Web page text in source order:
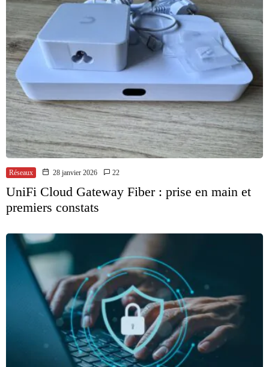
Réseaux 28 janvier 2026 22
UniFi Cloud Gateway Fiber : prise en main et
premiers constats